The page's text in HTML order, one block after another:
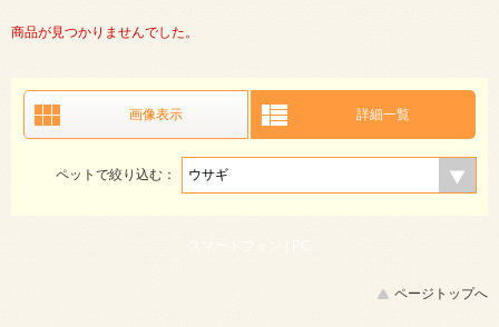
商品が見つかりませんでした。
画像表示 詳細一覧
ペットで絞り込む：
スマートフォン | PC
ページトップへ